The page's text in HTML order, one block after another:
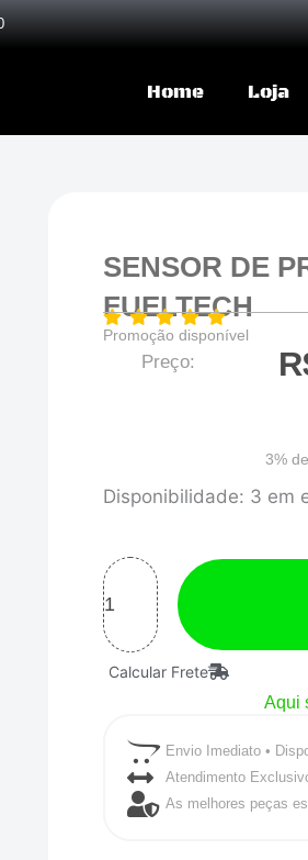
Home Loja
SENSOR DE
FUELTECH
Promoção disponível
Preço:
3%
Disponibilidade: 3 em
SENSOR
PRESSÃO
PS-
10B
FUELTECH
Calcular Frete
Aqui
Envio Imediato •
Atendimento
As melhores peças